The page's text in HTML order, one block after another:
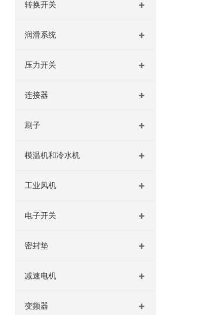
转换开关
润滑系统
压力开关
连接器
刷子
模温机和冷水机
工业风机
电子开关
密封垫
减速电机
变频器